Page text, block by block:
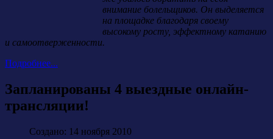
внимание болельщиков. Он выделяется
на площадке благодаря своему
высокому росту, эффектному катанию
и самоотверженности.
Подробнее...
Запланированы 4 выездные онлайн-
трансляции!
Создано: 14 ноября 2010